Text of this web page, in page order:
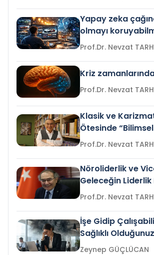
Yapay zeka
olmayı
Prof.Dr.
Kriz
Prof.Dr.
Klasik ve
Ötesinde
Prof.Dr.
Nöroliderlik ve
Geleceğin
Prof.Dr.
İşe Gidip
Sağlıklı
Gelir mi?Zeynep GÜÇLÜCAN